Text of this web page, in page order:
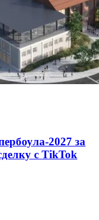
2027 за
с TikTok